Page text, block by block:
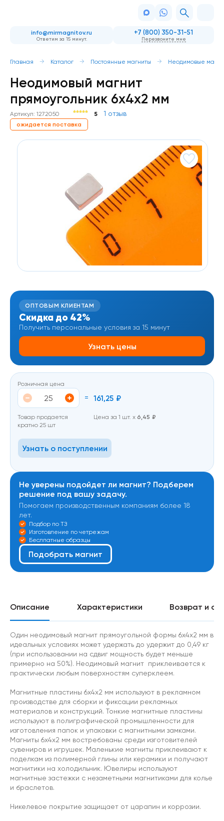
info@mirmagnitov.ru
Ответим за 15 минут.
+7 (800) 350-31-51
Перезвоните мне
Главная Каталог Постоянные магниты Неодимовые
Неодимовый магнит
прямоугольник 6х4х2 мм
Артикул: 1272050 5 1 отзыв
ожидается поставка
ОПТОВЫМ КЛИЕНТАМ
Скидка до 42%
Получить персональные условия за 15 минут
Узнать цены
Розничная цена
= 161,25 ₽
Товар продается
кратно 25 шт
Цена за 1 шт. х 6,45 ₽
Узнать о поступлении
Не уверены подойдет ли магнит? Подберем
решение под вашу задачу.
Помогаем производственным компаниям более 18
лет.
Подбор по ТЗ
Изготовление по четрежам
Беслпатные образцы
Подобрать магнит
Описание Характеристики Возврат и
Один неодимовый магнит прямоугольной формы 6х4х2 мм в
идеальных условиях может удержать до удержит до 0,49 кг
(при использовании на сдвиг мощность будет меньше
примерно на 50%). Неодимовый магнит приклеивается к
практически любым поверхностям суперклеем.
Магнитные пластины 6х4х2 мм используют в рекламном
производстве для сборки и фиксации рекламных
материалов и конструкций. Тонкие магнитные пластины
используют в полиграфической промышленности для
изготовления папок и упаковки с магнитными замками.
Магниты 6х4х2 мм востребованы среди изготовителей
сувениров и игрушек. Маленькие магниты приклеивают к
поделкам из полимерной глины или керамики и получают
магнитики на холодильник. Ювелиры используют
магнитные застежки с незаметными магнитиками для колье
и браслетов.
Никелевое покрытие защищает от царапин и коррозии.